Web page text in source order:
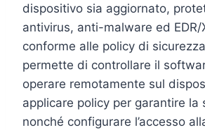
dispositivo sia aggiornato,
antivirus, anti-malware ed EDR/
conforme alle policy di
permette di controllare il
operare remotamente sul
applicare policy per garantire la
nonché configurare l’accesso